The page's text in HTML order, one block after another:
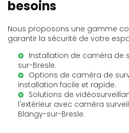
besoins
Nous proposons une gamme
garantir la sécurité de votre
Installation de caméra de
sur-Bresle.
Options de caméra de
installation facile et rapide.
Solutions de
l'extérieur avec caméra
Blangy-sur-Bresle.